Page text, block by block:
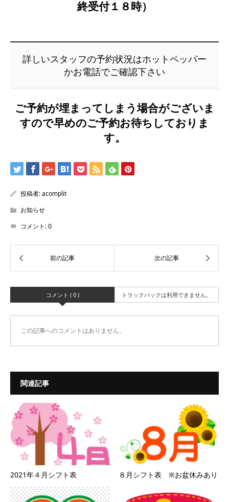
終受付１８時）
詳しいスタッフの予約状況はホットペッパー
かお電話でご確認下さい
ご予約が埋まってしまう場合がございま
すので早めのご予約お待ちしておりま
す。
投稿者:acomplit
お知らせ
コメント:0
コメント ( 0 ) トラックバックは利用できません。
この記事へのコメントはありません。
関連記事
2021年４月シフト表 ８月シフト表 ※お盆休みあり